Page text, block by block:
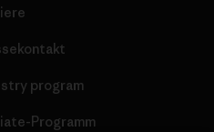
program
Programm